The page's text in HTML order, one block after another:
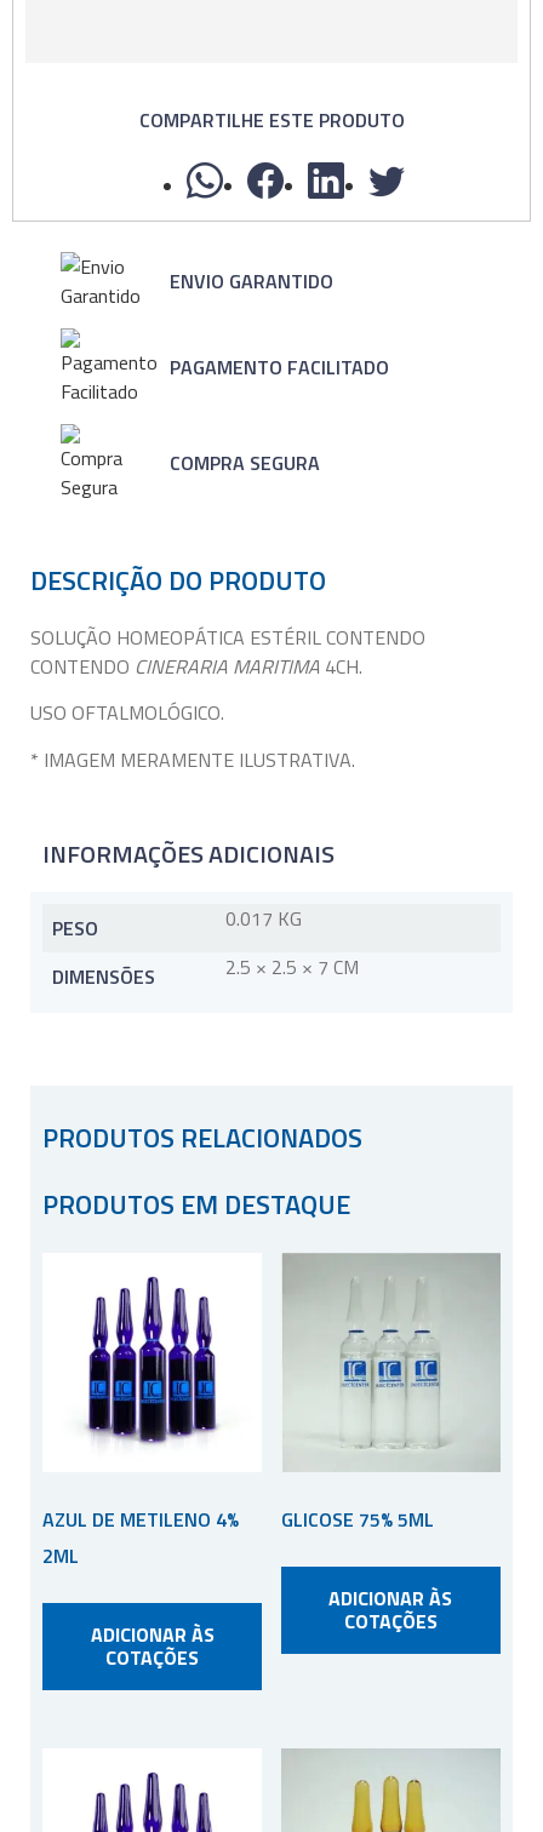
COMPARTILHE ESTE PRODUTO
ENVIO GARANTIDO
PAGAMENTO FACILITADO
COMPRA SEGURA
DESCRIÇÃO DO PRODUTO
SOLUÇÃO HOMEOPÁTICA ESTÉRIL CONTENDO
CONTENDO CINERARIA MARITIMA 4CH.
USO OFTALMOLÓGICO.
* IMAGEM MERAMENTE ILUSTRATIVA.
INFORMAÇÕES ADICIONAIS
PESO
0.017 KG
DIMENSÕES
2.5 × 2.5 × 7 CM
PRODUTOS RELACIONADOS
PRODUTOS EM DESTAQUE
AZUL DE METILENO 4%
2ML
ADICIONAR ÀS
COTAÇÕES
GLICOSE 75% 5ML
ADICIONAR ÀS
COTAÇÕES